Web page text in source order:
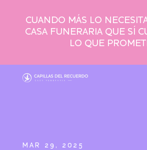
CUANDO MÁS LO
CASA FUNERARIA QUE SÍ
LO QUE
MAR 29, 2025